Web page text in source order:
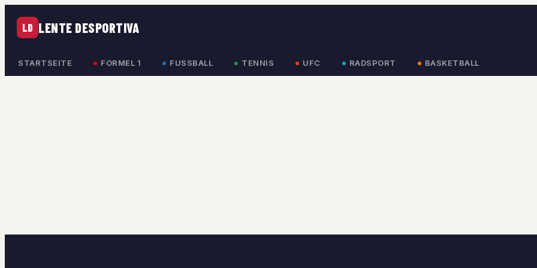
LD LENTE DESPORTIVA
STARTSEITE FORMEL 1 FUSSBALL TENNIS UFC RADSPORT BASKETBALL